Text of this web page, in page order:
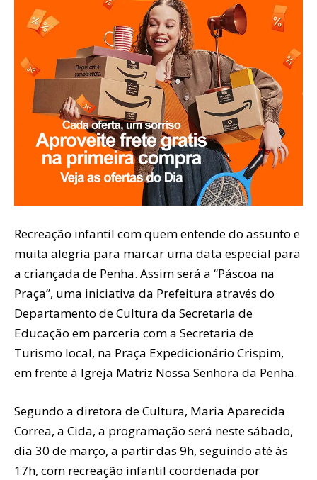
Recreação infantil com quem entende do assunto e
muita alegria para marcar uma data especial para
a criançada de Penha. Assim será a “Páscoa na
Praça”, uma iniciativa da Prefeitura através do
Departamento de Cultura da Secretaria de
Educação em parceria com a Secretaria de
Turismo local, na Praça Expedicionário Crispim,
em frente à Igreja Matriz Nossa Senhora da Penha.
Segundo a diretora de Cultura, Maria Aparecida
Correa, a Cida, a programação será neste sábado,
dia 30 de março, a partir das 9h, seguindo até às
17h, com recreação infantil coordenada por